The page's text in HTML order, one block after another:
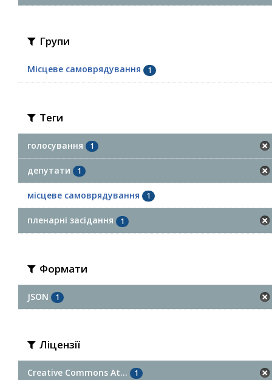
Групи
Місцеве самоврядування 1
Теги
голосування 1
депутати 1
місцеве самоврядування 1
пленарні засідання 1
Формати
JSON 1
Ліцензії
Creative Commons At... 1